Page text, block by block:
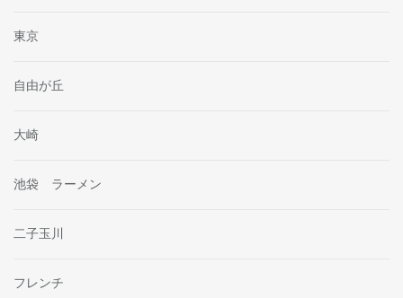
東京
自由が丘
大崎
池袋 ラーメン
二子玉川
フレンチ